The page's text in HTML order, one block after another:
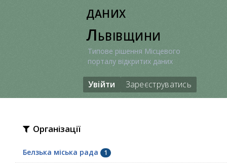
даних
Львівщини
Типове рішення Місцевого
порталу відкритих даних
Увійти Зареєструватись
Організації
Белзька міська рада 1